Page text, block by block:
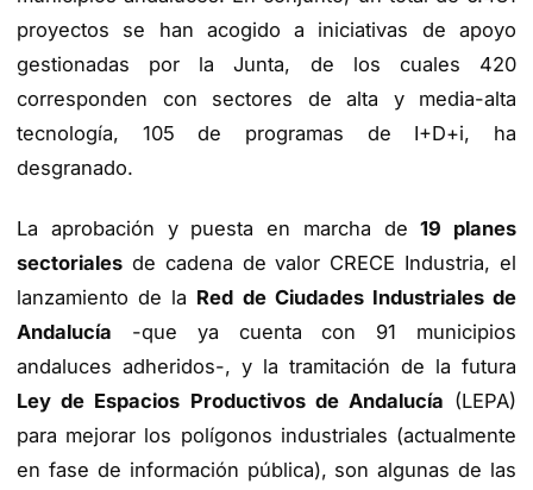
proyectos se han acogido a iniciativas de apoyo
gestionadas por la Junta, de los cuales 420
corresponden con sectores de alta y media-alta
tecnología, 105 de programas de I+D+i, ha
desgranado.
La aprobación y puesta en marcha de19 planes
sectoriales de cadena de valor CRECE Industria, el
lanzamiento de la Red de Ciudades Industriales de
Andalucía -que ya cuenta con 91 municipios
andaluces adheridos-, y la tramitación de la futura
Ley de Espacios Productivos de Andalucía (LEPA)
para mejorar los polígonos industriales (actualmente
en fase de información pública), son algunas de las